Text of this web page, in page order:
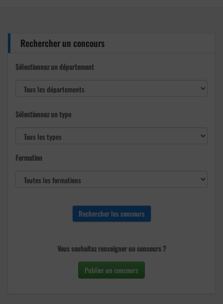
Rechercher un concours
Sélectionnez un département
Sélectionnez un type
Formation
Vous souhaitez renseigner un concours ?
Publier un concours